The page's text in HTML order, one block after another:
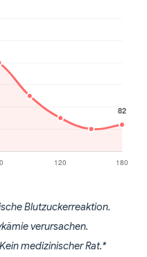
Blutzuckerreaktion.
verursachen.
medizinischer Rat.*